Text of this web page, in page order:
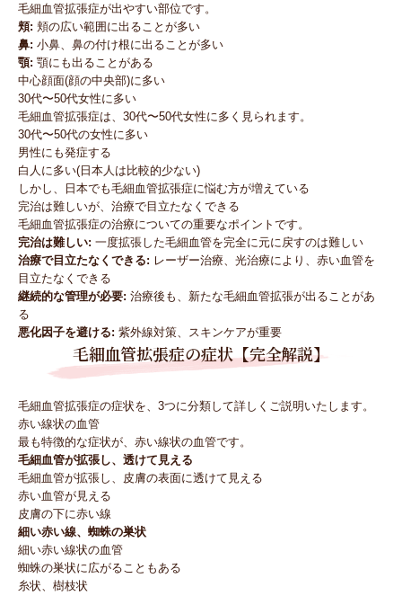
毛細血管拡張症が出やすい部位です。
頬: 頬の広い範囲に出ることが多い
鼻: 小鼻、鼻の付け根に出ることが多い
顎: 顎にも出ることがある
中心顔面(顔の中央部)に多い
30代〜50代女性に多い
毛細血管拡張症は、30代〜50代女性に多く見られます。
30代〜50代の女性に多い
男性にも発症する
白人に多い(日本人は比較的少ない)
しかし、日本でも毛細血管拡張症に悩む方が増えている
完治は難しいが、治療で目立たなくできる
毛細血管拡張症の治療についての重要なポイントです。
完治は難しい: 一度拡張した毛細血管を完全に元に戻すのは難しい
治療で目立たなくできる: レーザー治療、光治療により、赤い血管を
目立たなくできる
継続的な管理が必要: 治療後も、新たな毛細血管拡張が出ることがあ
る
悪化因子を避ける: 紫外線対策、スキンケアが重要
毛細血管拡張症の症状【完全解説】
毛細血管拡張症の症状を、3つに分類して詳しくご説明いたします。
赤い線状の血管
最も特徴的な症状が、赤い線状の血管です。
毛細血管が拡張し、透けて見える
毛細血管が拡張し、皮膚の表面に透けて見える
赤い血管が見える
皮膚の下に赤い線
細い赤い線、蜘蛛の巣状
細い赤い線状の血管
蜘蛛の巣状に広がることもある
糸状、樹枝状